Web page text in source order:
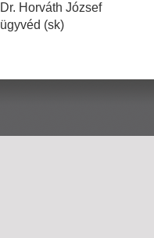
Dr. Horváth József
ügyvéd (sk)